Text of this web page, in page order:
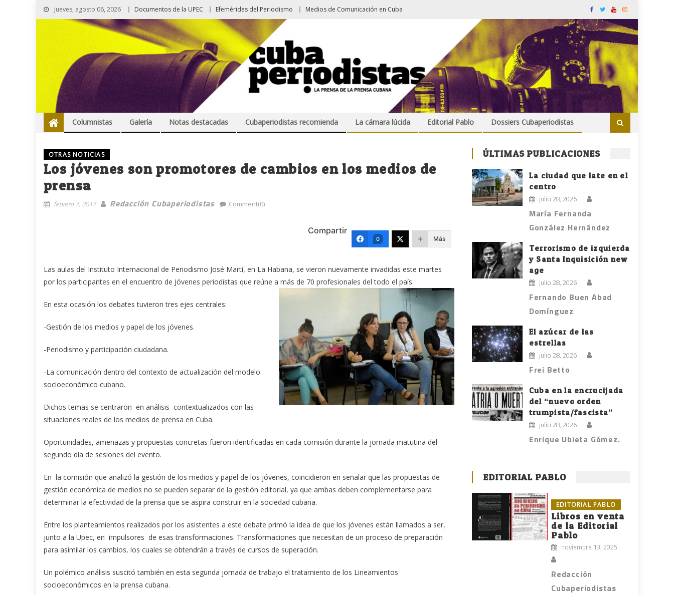
jueves, agosto 06, 2026 Documentos de la UPEC Efemérides del Periodismo Medios de Comunicación en Cuba
Columnistas Galería Notas destacadas Cubaperiodistas recomienda La cámara lúcida Editorial Pablo Dossiers Cubaperiodistas
OTRAS NOTICIAS
Los jóvenes son promotores de cambios en los medios de
prensa
febrero 7, 2017 Redacción Cubaperiodistas Comment(0)
Compartir
0 Más
Las aulas del Instituto Internacional de Periodismo José Martí, en La Habana, se vieron nuevamente invadidas este martes
por los participantes en el encuentro de Jóvenes periodistas que reúne a más de 70 profesionales del todo el país.
En esta ocasión los debates tuvieron tres ejes centrales:
-Gestión de los medios y papel de los jóvenes.
-Periodismo y participación ciudadana.
-La comunicación dentro del contexto de actualización del modelo
socioeconómico cubano.
Dichos temas se centraron en análisis contextualizados con las
situaciones reales de los medios de prensa en Cuba.
Oportunidades, amenazas y propuestas concretas fueron identificadas en cada comisión durante la jornada matutina del
segundo día de sesiones del evento.
En la comisión que analizó la gestión de los medios y papel de los jóvenes, coincidieron en señalar que las propuestas de
gestión económica de medios no se pueden separar de la gestión editorial, ya que ambas deben complementarse para
determinar la efectividad de la prensa que se aspira construir en la sociedad cubana.
Entre los planteamientos realizados por los asistentes a este debate primó la idea de que los jóvenes están llamados a ser,
junto a la Upec, en impulsores de esas transformaciones. Transformaciones que necesitan de un proceso de preparación
para asimilar los cambios, los cuales se obtendrán a través de cursos de superación.
Un polémico análisis suscitó también en esta segunda jornada de trabajo el tratamiento de los Lineamientos
socioeconómicos en la prensa cubana.
ÚLTIMAS PUBLICACIONES
La ciudad que late en el
centro
julio 28, 2026
María Fernanda
González Hernández
Terrorismo de izquierda
y Santa Inquisición new
age
julio 28, 2026
Fernando Buen Abad
Domínguez
El azúcar de las
estrellas
julio 28, 2026
Frei Betto
Cuba en la encrucijada
del “nuevo orden
trumpista/fascista”
julio 28, 2026
Enrique Ubieta Gómez.
EDITORIAL PABLO
EDITORIAL PABLO
Libros en venta
de la Editorial
Pablo
noviembre 13, 2025
Redacción
Cubaperiodistas